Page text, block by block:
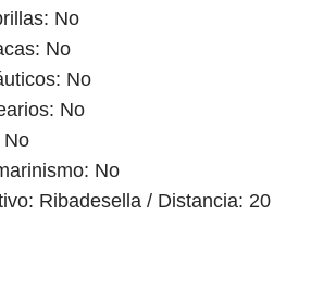
No
No
No
No
No
No
Ribadesella / Distancia: 20